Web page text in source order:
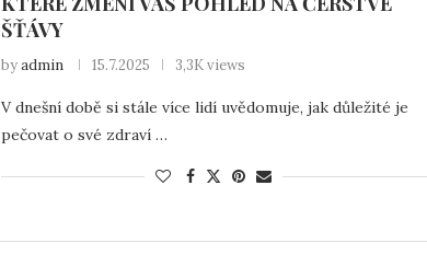
ŠŤÁVY
byadmin 15.7.2025 3,3K views
V dnešní době si stále více lidí uvědomuje, jak důležité je
pečovat o své zdraví …